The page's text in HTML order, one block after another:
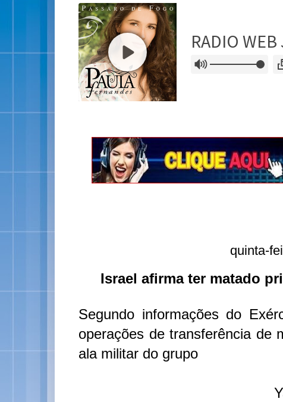
quinta-
Israel afirma ter matado
Segundo informações do
operações de transferência de
ala militar do grupo